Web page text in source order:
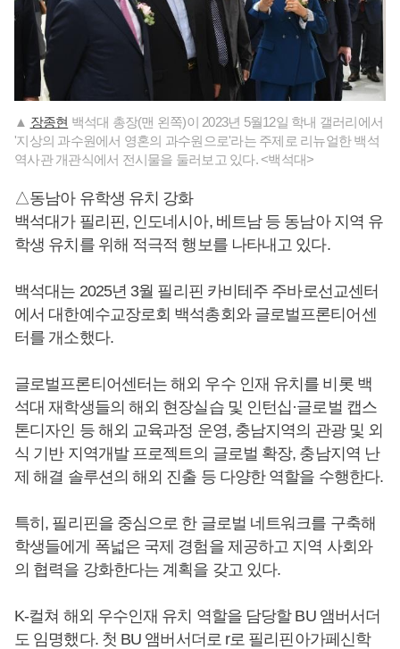
▲ 장종현 백석대 총장(맨 왼쪽)이 2023년 5월12일 학내 갤러리에서
'지상의 과수원에서 영혼의 과수원으로'라는 주제로 리뉴얼한 백석
역사관 개관식에서 전시물을 둘러보고 있다. <백석대>
△동남아 유학생 유치 강화
백석대가 필리핀, 인도네시아, 베트남 등 동남아 지역 유
학생 유치를 위해 적극적 행보를 나타내고 있다.
백석대는 2025년 3월 필리핀 카비테주 주바로선교센터
에서 대한예수교장로회 백석총회와 글로벌프론티어센
터를 개소했다.
글로벌프론티어센터는 해외 우수 인재 유치를 비롯 백
석대 재학생들의 해외 현장실습 및 인턴십·글로벌 캡스
톤디자인 등 해외 교육과정 운영, 충남지역의 관광 및 외
식 기반 지역개발 프로젝트의 글로벌 확장, 충남지역 난
제 해결 솔루션의 해외 진출 등 다양한 역할을 수행한다.
특히, 필리핀을 중심으로 한 글로벌 네트워크를 구축해
학생들에게 폭넓은 국제 경험을 제공하고 지역 사회와
의 협력을 강화한다는 계획을 갖고 있다.
K-컬쳐 해외 우수인재 유치 역할을 담당할 BU 앰버서더
도 임명했다. 첫 BU 앰버서더로 r로 필리핀아가페신학